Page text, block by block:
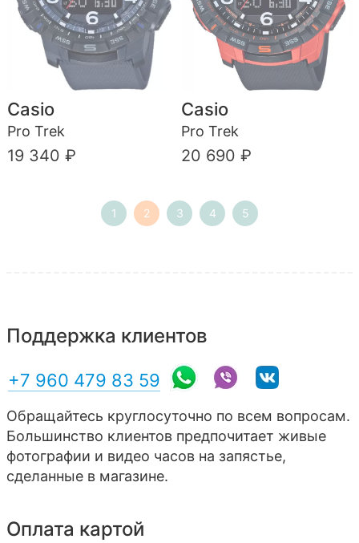
Casio
Pro Trek
19 340 ₽
Casio
Pro Trek
20 690 ₽
1 2 3 4 5
Поддержка клиентов
+7 960 479 83 59
Обращайтесь круглосуточно по всем вопросам.
Большинство клиентов предпочитает живые
фотографии и видео часов на запястье,
сделанные в магазине.
Оплата картой